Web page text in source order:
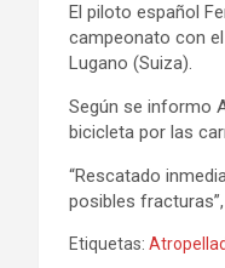
El piloto español
campeonato con
Lugano (Suiza).
Según se informo
bicicleta por las
“Rescatado
posibles
Etiquetas: